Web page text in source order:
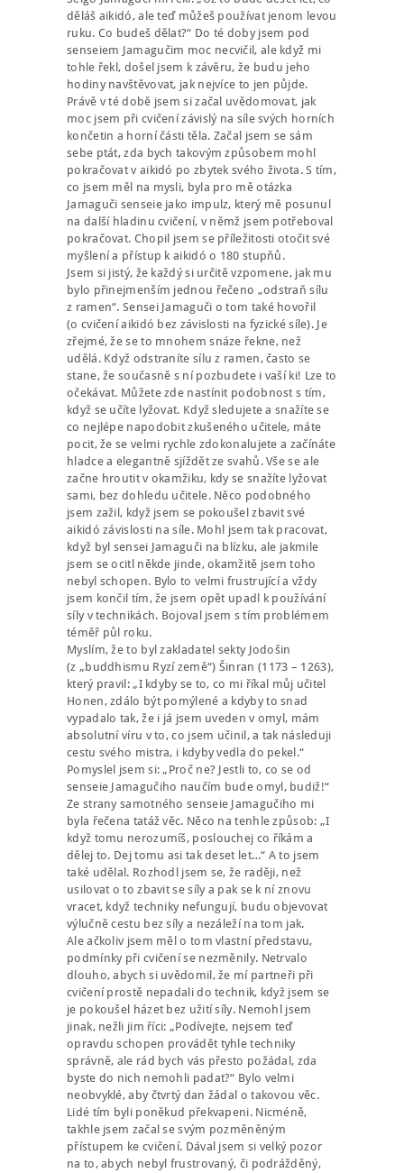
děláš aikidó, ale teď můžeš používat jenom levou
ruku. Co budeš dělat?“ Do té doby jsem pod
senseiem Jamagučim moc necvičil, ale když mi
tohle řekl, došel jsem k závěru, že budu jeho
hodiny navštěvovat, jak nejvíce to jen půjde.
Právě v té době jsem si začal uvědomovat, jak
moc jsem při cvičení závislý na síle svých horních
končetin a horní části těla. Začal jsem se sám
sebe ptát, zda bych takovým způsobem mohl
pokračovat v aikidó po zbytek svého života. S tím,
co jsem měl na mysli, byla pro mě otázka
Jamaguči senseie jako impulz, který mě posunul
na další hladinu cvičení, v němž jsem potřeboval
pokračovat. Chopil jsem se příležitosti otočit své
myšlení a přístup k aikidó o 180 stupňů.
Jsem si jistý, že každý si určitě vzpomene, jak mu
bylo přinejmenším jednou řečeno „odstraň sílu
z ramen“. Sensei Jamaguči o tom také hovořil
(o cvičení aikidó bez závislosti na fyzické síle). Je
zřejmé, že se to mnohem snáze řekne, než
udělá. Když odstraníte sílu z ramen, často se
stane, že současně s ní pozbudete i vaší ki! Lze to
očekávat. Můžete zde nastínit podobnost s tím,
když se učíte lyžovat. Když sledujete a snažíte se
co nejlépe napodobit zkušeného učitele, máte
pocit, že se velmi rychle zdokonalujete a začínáte
hladce a elegantně sjíždět ze svahů. Vše se ale
začne hroutit v okamžiku, kdy se snažíte lyžovat
sami, bez dohledu učitele. Něco podobného
jsem zažil, když jsem se pokoušel zbavit své
aikidó závislosti na síle. Mohl jsem tak pracovat,
když byl sensei Jamaguči na blízku, ale jakmile
jsem se ocitl někde jinde, okamžitě jsem toho
nebyl schopen. Bylo to velmi frustrující a vždy
jsem končil tím, že jsem opět upadl k používání
síly v technikách. Bojoval jsem s tím problémem
téměř půl roku.
Myslím, že to byl zakladatel sekty Jodošin
(z „buddhismu Ryzí země“) Šinran (1173 – 1263),
který pravil: „I kdyby se to, co mi říkal můj učitel
Honen, zdálo být pomýlené a kdyby to snad
vypadalo tak, že i já jsem uveden v omyl, mám
absolutní víru v to, co jsem učinil, a tak následuji
cestu svého mistra, i kdyby vedla do pekel.“
Pomyslel jsem si: „Proč ne? Jestli to, co se od
senseie Jamagučiho naučím bude omyl, budiž!“
Ze strany samotného senseie Jamagučiho mi
byla řečena tatáž věc. Něco na tenhle způsob: „I
když tomu nerozumíš, poslouchej co říkám a
dělej to. Dej tomu asi tak deset let…“ A to jsem
také udělal. Rozhodl jsem se, že raději, než
usilovat o to zbavit se síly a pak se k ní znovu
vracet, když techniky nefungují, budu objevovat
výlučně cestu bez síly a nezáleží na tom jak.
Ale ačkoliv jsem měl o tom vlastní představu,
podmínky při cvičení se nezměnily. Netrvalo
dlouho, abych si uvědomil, že mí partneři při
cvičení prostě nepadali do technik, když jsem se
je pokoušel házet bez užití síly. Nemohl jsem
jinak, nežli jim říci: „Podívejte, nejsem teď
opravdu schopen provádět tyhle techniky
správně, ale rád bych vás přesto požádal, zda
byste do nich nemohli padat?“ Bylo velmi
neobvyklé, aby čtvrtý dan žádal o takovou věc.
Lidé tím byli poněkud překvapeni. Nicméně,
takhle jsem začal se svým pozměněným
přístupem ke cvičení. Dával jsem si velký pozor
na to, abych nebyl frustrovaný, či podrážděný,